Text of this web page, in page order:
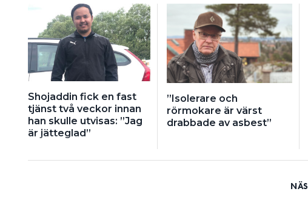
Shojaddin fick en fast
tjänst två veckor innan
han skulle utvisas: ”Jag
är jätteglad”
”Isolerare och
rörmokare är värst
drabbade av asbest”